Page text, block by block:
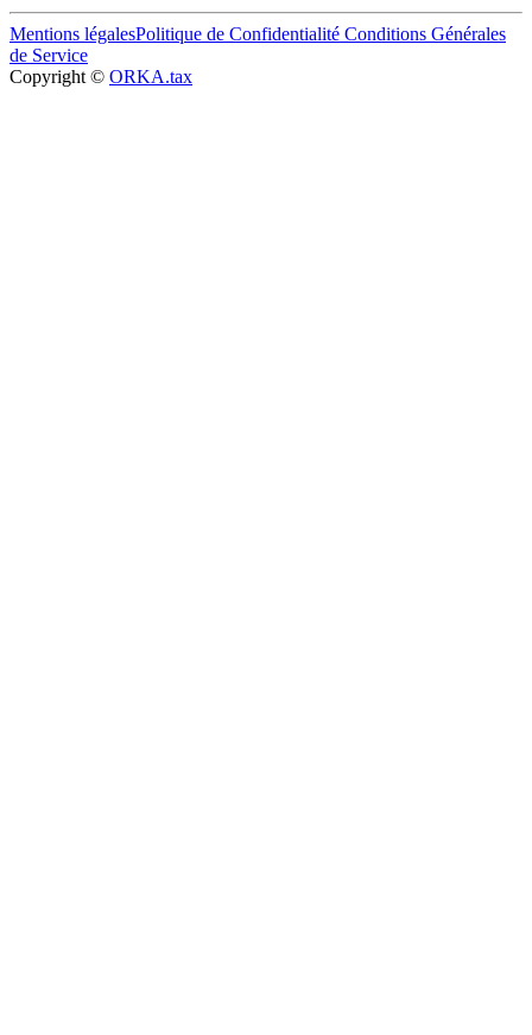
Mentions légalesPolitique de Confidentialité Conditions Générales
de Service
Copyright © ORKA.tax